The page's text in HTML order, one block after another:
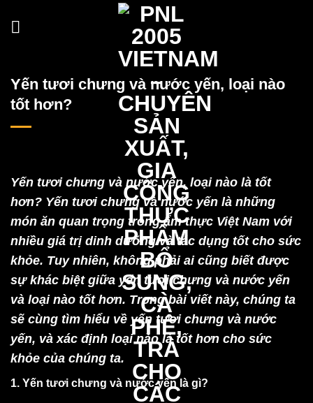
Yến tươi chưng và nước yến, loại nào
tốt hơn?
Yến tươi chưng và nước yến, loại nào là tốt
hơn? Yến tươi chưng và nước yến là những
món ăn quan trọng trong ẩm thực Việt Nam với
nhiều giá trị dinh dưỡng và tác dụng tốt cho sức
khỏe. Tuy nhiên, không phải ai cũng biết được
sự khác biệt giữa yến tươi chưng và nước yến
và loại nào tốt hơn. Trong bài viết này, chúng ta
sẽ cùng tìm hiểu về yến tươi chưng và nước
yến, và xác định loại nào là tốt hơn cho sức
khỏe của chúng ta.
1. Yến tươi chưng và nước yến là gì?